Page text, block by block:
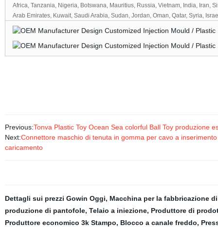
Africa, Tanzania, Nigeria, Botswana, Mauritius, Russia, Vietnam, India, Iran,
Arab Emirates, Kuwait, Saudi Arabia, Sudan, Jordan, Oman, Qatar, Syria,
Previous:Tonva Plastic Toy Ocean Sea colorful Ball Toy produzione
Next:Connettore maschio di tenuta in gomma per cavo a
caricamento
Dettagli sui prezzi Gowin Oggi, Macchina per la fabbricazione
produzione di pantofole, Telaio a iniezione, Produttore di
Produttore economico 3k Stampo, Blocco a canale freddo,